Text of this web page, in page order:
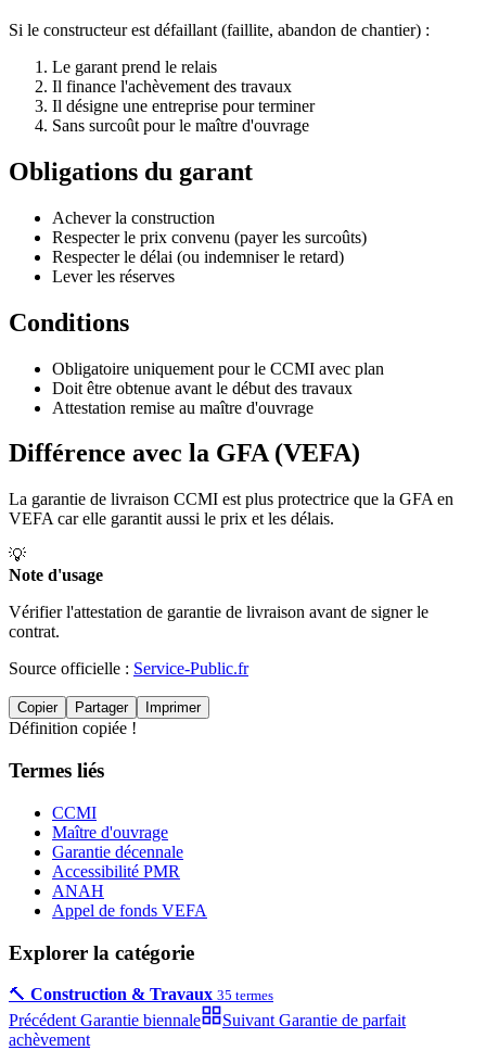
Si le constructeur est défaillant (faillite, abandon de chantier) :
Le garant prend le relais
Il finance l'achèvement des travaux
Il désigne une entreprise pour terminer
Sans surcoût pour le maître d'ouvrage
Obligations du garant
Achever la construction
Respecter le prix convenu (payer les surcoûts)
Respecter le délai (ou indemniser le retard)
Lever les réserves
Conditions
Obligatoire uniquement pour le CCMI avec plan
Doit être obtenue avant le début des travaux
Attestation remise au maître d'ouvrage
Différence avec la GFA (VEFA)
La garantie de livraison CCMI est plus protectrice que la GFA en
VEFA car elle garantit aussi le prix et les délais.
💡
Note d'usage
Vérifier l'attestation de garantie de livraison avant de signer le
contrat.
Source officielle : Service-Public.fr
Copier Partager Imprimer
Définition copiée !
Termes liés
CCMI
Maître d'ouvrage
Garantie décennale
Accessibilité PMR
ANAH
Appel de fonds VEFA
Explorer la catégorie
🔨 Construction & Travaux 35 termes
Précédent Garantie biennale Suivant Garantie de parfait
achèvement